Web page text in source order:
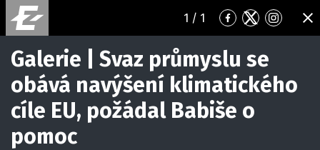
1 / 1
Přejít
na
Facebook
Přejít
na
Twitter
Přejít
na
Galerie | Svaz průmyslu se
obává navýšení klimatického
cíle EU, požádal Babiše o
pomoc